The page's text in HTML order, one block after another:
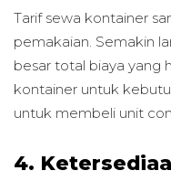
Tarif sewa kontainer
pemakaian. Semakin
besar total biaya yang
kontainer untuk
untuk membeli unit
4.